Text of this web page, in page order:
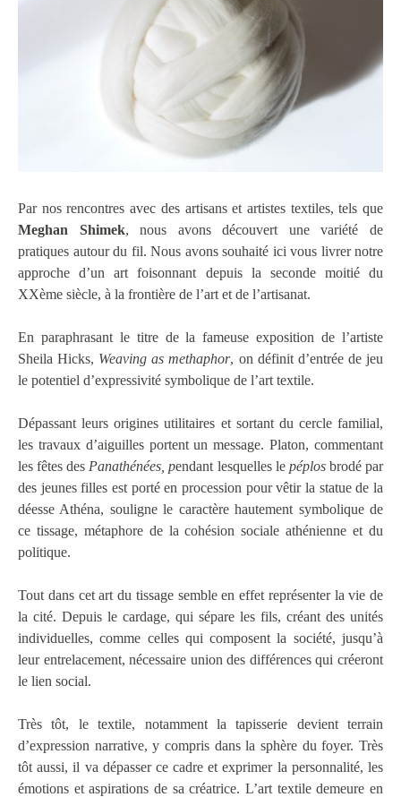
Par nos rencontres avec des artisans et artistes textiles, tels que
Meghan Shimek, nous avons découvert une variété de
pratiques autour du fil. Nous avons souhaité ici vous livrer notre
approche d’un art foisonnant depuis la seconde moitié du
XXème siècle, à la frontière de l’art et de l’artisanat.
En paraphrasant le titre de la fameuse exposition de l’artiste
Sheila Hicks, Weaving as methaphor, on définit d’entrée de jeu
le potentiel d’expressivité symbolique de l’art textile.
Dépassant leurs origines utilitaires et sortant du cercle familial,
les travaux d’aiguilles portent un message. Platon, commentant
les fêtes des Panathénées,pendant lesquelles le péplosbrodé par
des jeunes filles est porté en procession pour vêtir la statue de la
déesse Athéna, souligne le caractère hautement symbolique de
ce tissage, métaphore de la cohésion sociale athénienne et du
politique.
Tout dans cet art du tissage semble en effet représenter la vie de
la cité. Depuis le cardage, qui sépare les fils, créant des unités
individuelles, comme celles qui composent la société, jusqu’à
leur entrelacement, nécessaire union des différences qui créeront
le lien social.
Très tôt, le textile, notamment la tapisserie devient terrain
d’expression narrative, y compris dans la sphère du foyer. Très
tôt aussi, il va dépasser ce cadre et exprimer la personnalité, les
émotions et aspirations de sa créatrice. L’art textile demeure en